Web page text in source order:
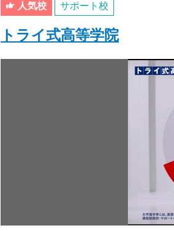
人気校 サポート校
トライ式高等学院